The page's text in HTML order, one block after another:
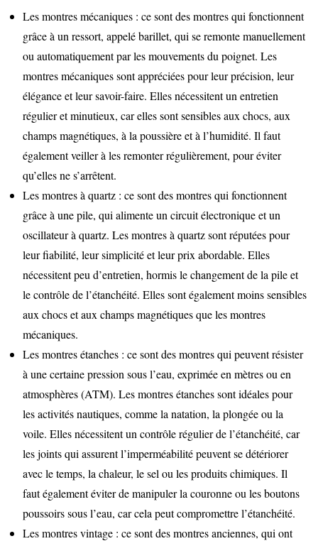
Les montres mécaniques : ce sont des montres qui fonctionnent
grâce à un ressort, appelé barillet, qui se remonte manuellement
ou automatiquement par les mouvements du poignet. Les
montres mécaniques sont appréciées pour leur précision, leur
élégance et leur savoir-faire. Elles nécessitent un entretien
régulier et minutieux, car elles sont sensibles aux chocs, aux
champs magnétiques, à la poussière et à l’humidité. Il faut
également veiller à les remonter régulièrement, pour éviter
qu’elles ne s’arrêtent.
Les montres à quartz : ce sont des montres qui fonctionnent
grâce à une pile, qui alimente un circuit électronique et un
oscillateur à quartz. Les montres à quartz sont réputées pour
leur fiabilité, leur simplicité et leur prix abordable. Elles
nécessitent peu d’entretien, hormis le changement de la pile et
le contrôle de l’étanchéité. Elles sont également moins sensibles
aux chocs et aux champs magnétiques que les montres
mécaniques.
Les montres étanches : ce sont des montres qui peuvent résister
à une certaine pression sous l’eau, exprimée en mètres ou en
atmosphères (ATM). Les montres étanches sont idéales pour
les activités nautiques, comme la natation, la plongée ou la
voile. Elles nécessitent un contrôle régulier de l’étanchéité, car
les joints qui assurent l’imperméabilité peuvent se détériorer
avec le temps, la chaleur, le sel ou les produits chimiques. Il
faut également éviter de manipuler la couronne ou les boutons
poussoirs sous l’eau, car cela peut compromettre l’étanchéité.
Les montres vintage : ce sont des montres anciennes, qui ont